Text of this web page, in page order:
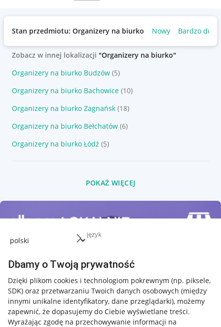
język
Dbamy o Twoją prywatność
Dzięki plikom cookies i technologiom pokrewnym (np. piksele,
SDK) oraz przetwarzaniu Twoich danych osobowych (między
innymi unikalne identyfikatory, dane przeglądarki), możemy
zapewnić, że dopasujemy do Ciebie wyświetlane treści.
Wyrażając zgodę na przechowywanie informacji na
Stan przedmiotu: Organizery na biurko Nowy Bardzo
Zobacz w innej lokalizacji "Organizery na biurko"
Organizery na biurko Budzów (5)
Organizery na biurko Bachowice (10)
Organizery na biurko Zagnańsk (18)
Organizery na biurko Bełchatów (6)
Organizery na biurko Łódź (5)
POKAŻ WIĘCEJ